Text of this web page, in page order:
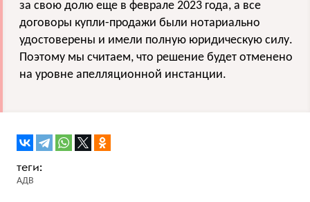
за свою долю еще в феврале 2023 года, а все
договоры купли-продажи были нотариально
удостоверены и имели полную юридическую силу.
Поэтому мы считаем, что решение будет отменено
на уровне апелляционной инстанции.
АДВ